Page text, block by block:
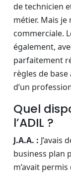
de technicien
métier. Mais je
commerciale.
également,
parfaitement
règles de base
d’un
Quel
l’ADIL ?
J.A.A. : J’avais
business plan
m’avait